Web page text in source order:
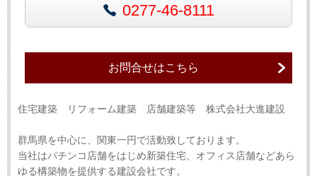
0277-46-8111
お問合せはこちら
住宅建築 リフォーム建築 店舗建築等 株式会社大進建設
群馬県を中心に、関東一円で活動致しております。
当社はパチンコ店舗をはじめ新築住宅、オフィス店舗などあら
ゆる構築物を提供する建設会社です。